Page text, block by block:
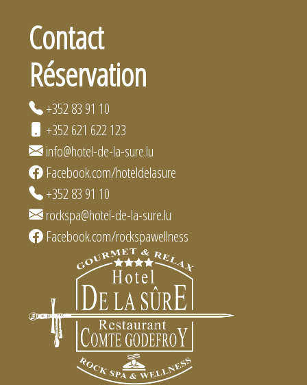
Contact
Réservation
+352 83 91 10
+352 621 622 123
info@hotel-de-la-sure.lu
Facebook.com/hoteldelasure
+352 83 91 10
rockspa@hotel-de-la-sure.lu
Facebook.com/rockspawellness